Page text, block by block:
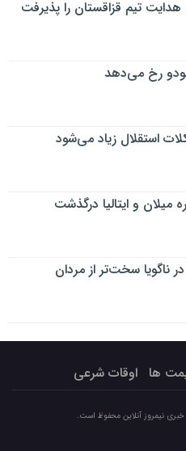
تیم قزاقستان را پذیرفت
رخ می‌دهد
استقلال زیاد می‌شود
میلان و ایتالیا درگذشت
ناگویا سخت‌تر از مردان
ها اوقات شرعی
نیمروز آنلاین محفوظ است.